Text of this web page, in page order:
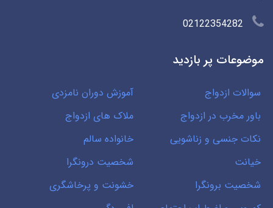
02122354282
موضوعات پر بازدید
سوالات ازدواج
آموزش دوران نامزدی
باور مخرب در ازدواج
ملاک های ازدواج
نکات جنسی و زناشویی
خانواده سالم
خیانت
شخصیت درونگرا
شخصیت برونگرا
خشونت و پرخاشگری